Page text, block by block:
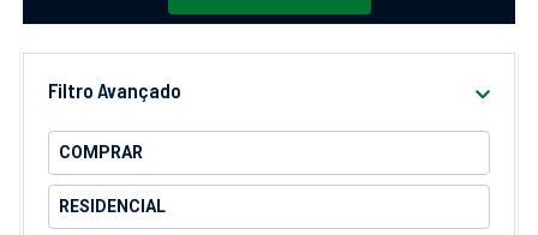
Filtro Avançado